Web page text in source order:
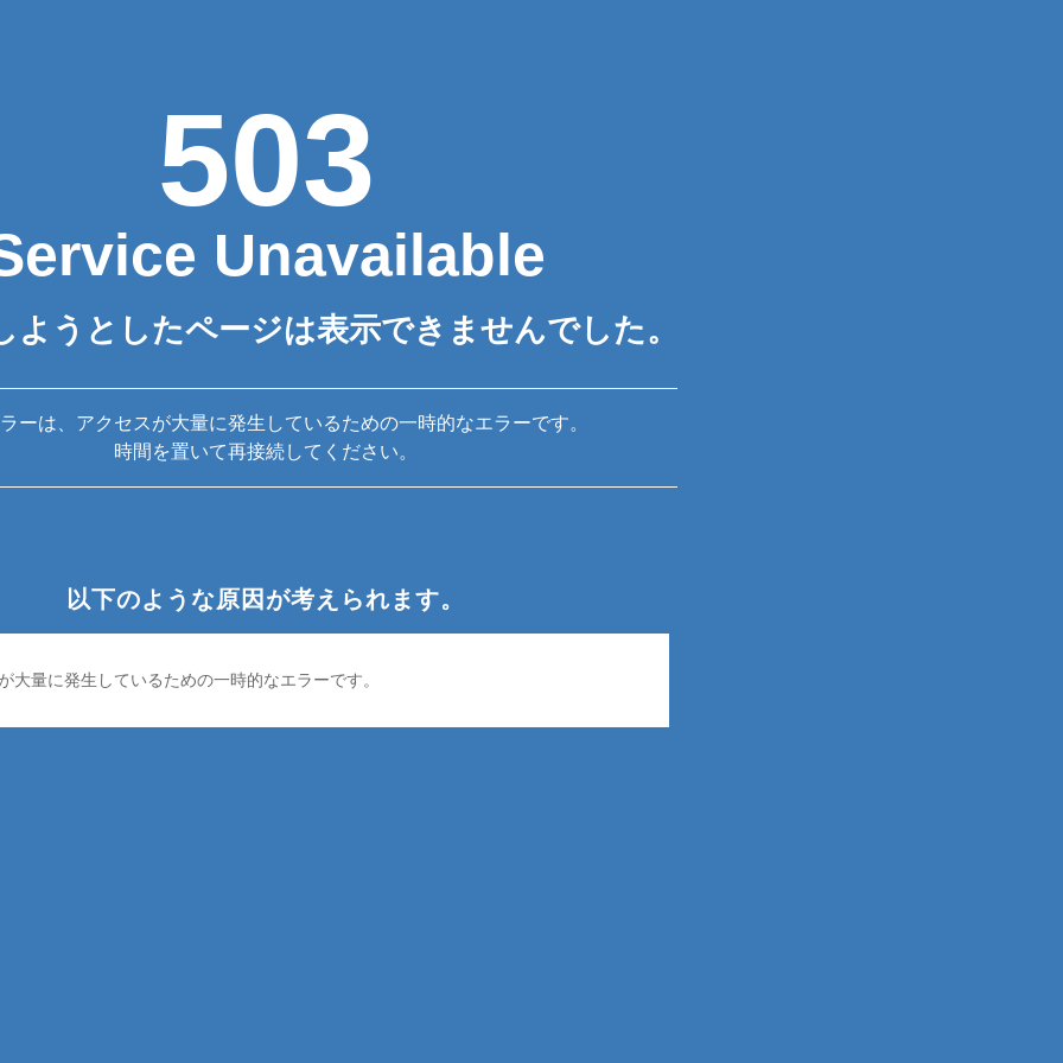
503
Unavailable
ようとしたページは表示できませんでした。
ーは、アクセスが大量に発生しているための一時的なエラーです。
時間を置いて再接続してください。
以下のような原因が考えられます。
大量に発生しているための一時的なエラーです。